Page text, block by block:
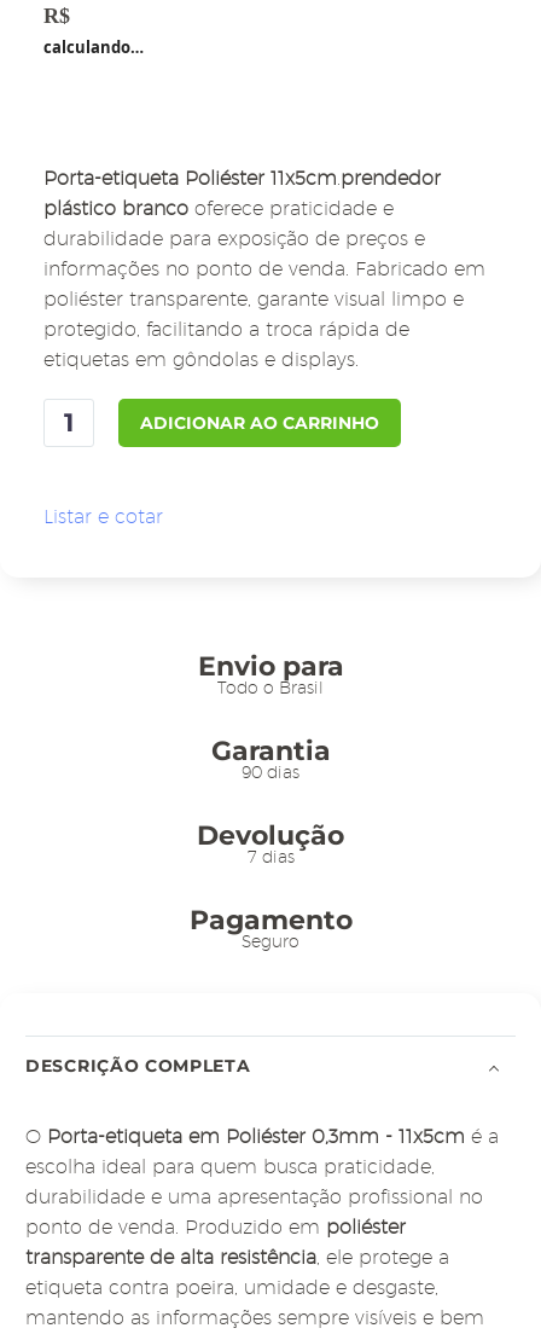
como
4.00
5, com
R$
calculando…
Porta-etiqueta Poliéster 11x5cm.prendedor
plástico branco oferece praticidade e
durabilidade para exposição de preços e
informações no ponto de venda. Fabricado em
poliéster transparente, garante visual limpo e
protegido, facilitando a troca rápida de
etiquetas em gôndolas e displays.
Porta-
etiqueta
Poliéster
ADICIONAR AO CARRINHO
Listar e cotar
Envio para
Todo o Brasil
Garantia
90 dias
Devolução
7 dias
Pagamento
Seguro
DESCRIÇÃO COMPLETA
O Porta-etiqueta em Poliéster 0,3mm - 11x5cm é a
escolha ideal para quem busca praticidade,
durabilidade e uma apresentação profissional no
ponto de venda. Produzido em poliéster
transparente de alta resistência, ele protege a
etiqueta contra poeira, umidade e desgaste,
mantendo as informações sempre visíveis e bem